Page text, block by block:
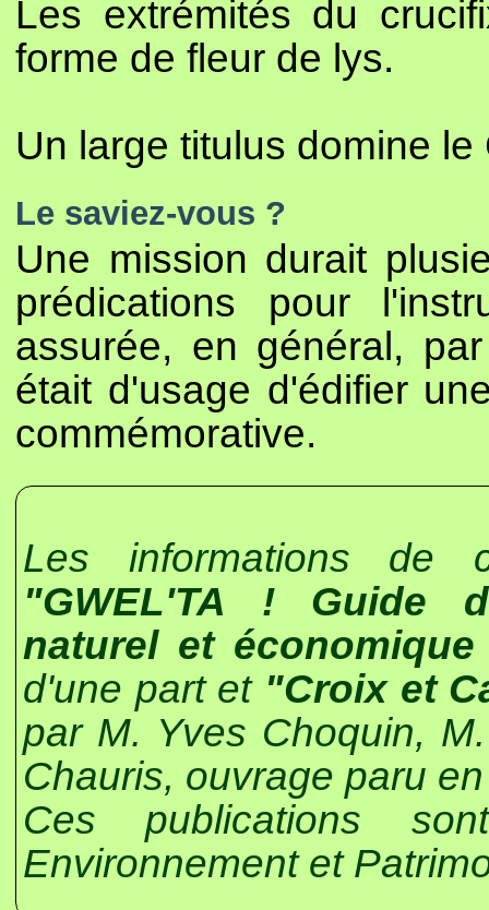
Les extrémités du
forme de fleur de lys.
Un large titulus domine le
Le saviez-vous ?
Une mission durait
prédications pour
assurée, en général,
était d'usage d'édifier
commémorative.
Les informations de
"GWEL'TA ! Guide
naturel et
d'une part et "Croix et
par M. Yves Choquin,
Chauris, ouvrage paru
Ces publications
Environnement et